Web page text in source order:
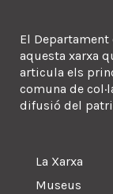
El
aquesta xarxa
articula els
comuna de
difusió del
La Xarxa
Museus